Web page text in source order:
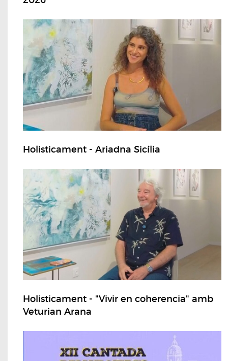
Holisticament - Ariadna Sicília
Holisticament - "Vivir en coherencia" amb
Veturian Arana